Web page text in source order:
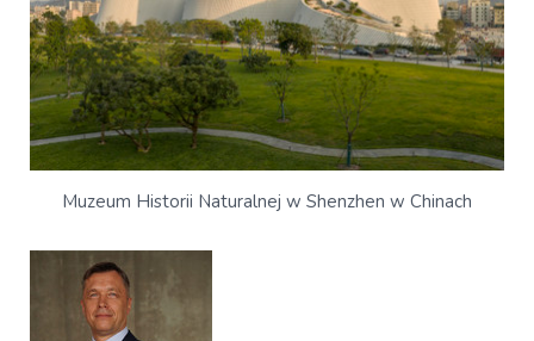
Muzeum Historii Naturalnej w Shenzhen w Chinach